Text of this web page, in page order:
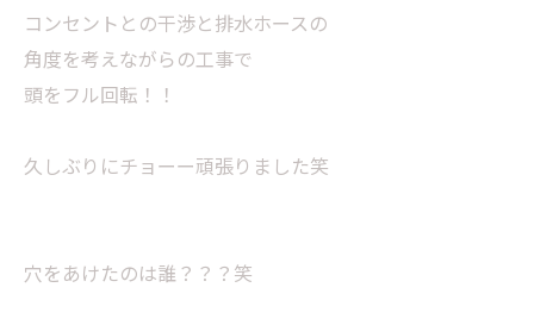
コンセントとの干渉と排水ホースの
角度を考えながらの工事で
頭をフル回転！！
久しぶりにチョーー頑張りました笑
穴をあけたのは誰？？？笑